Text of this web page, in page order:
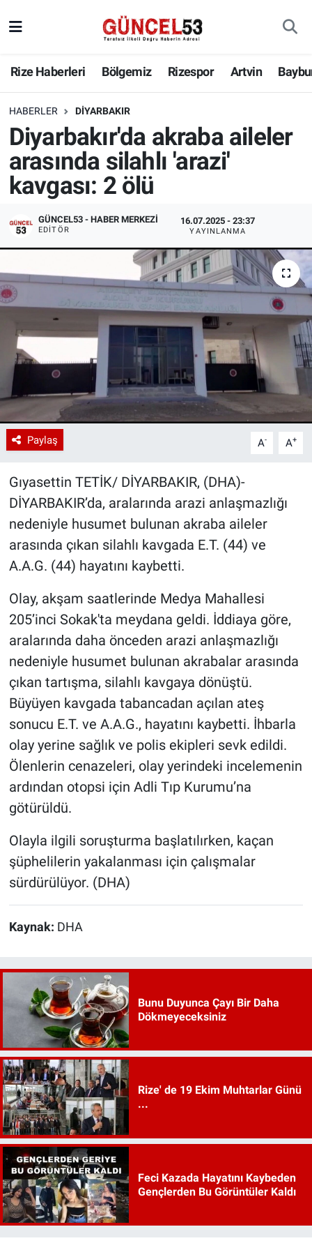
Rize Haberleri Bölgemiz Rizespor Artvin
HABERLER DIYARBAKIR
Diyarbakır'da akraba aileler
arasında silahlı 'arazi'
kavgası: 2 ölü
GÜNCEL53 - HABER MERKEZI
EDITÖR
16.07.2025 - 23:37
YAYINLANMA
Paylaş A- A+
Gıyasettin TETİK/ DİYARBAKIR, (DHA)-
DİYARBAKIR’da, aralarında arazi anlaşmazlığı
nedeniyle husumet bulunan akraba aileler
arasında çıkan silahlı kavgada E.T. (44) ve
A.A.G. (44) hayatını kaybetti.
Olay, akşam saatlerinde Medya Mahallesi
205’inci Sokak'ta meydana geldi. İddiaya göre,
aralarında daha önceden arazi anlaşmazlığı
nedeniyle husumet bulunan akrabalar arasında
çıkan tartışma, silahlı kavgaya dönüştü.
Büyüyen kavgada tabancadan açılan ateş
sonucu E.T. ve A.A.G., hayatını kaybetti. İhbarla
olay yerine sağlık ve polis ekipleri sevk edildi.
Ölenlerin cenazeleri, olay yerindeki incelemenin
ardından otopsi için Adli Tıp Kurumu’na
götürüldü.
Olayla ilgili soruşturma başlatılırken, kaçan
şüphelilerin yakalanması için çalışmalar
sürdürülüyor. (DHA)
Kaynak: DHA
Bunu Duyunca Çayı Bir Daha
Dökmeyeceksiniz
Rize' de 19 Ekim Muhtarlar Günü
...
Feci Kazada Hayatını Kaybeden
Gençlerden Bu Görüntüler Kaldı